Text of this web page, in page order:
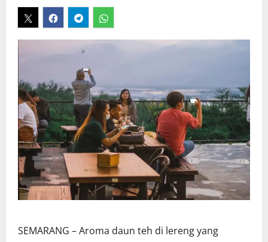
SEMARANG – Aroma daun teh di lereng yang